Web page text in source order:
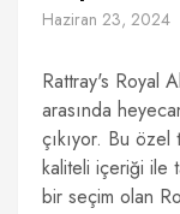
Haziran 23, 2024
Rattray's Royal
arasında
çıkıyor. Bu
kaliteli içeriği ile
bir seçim olan